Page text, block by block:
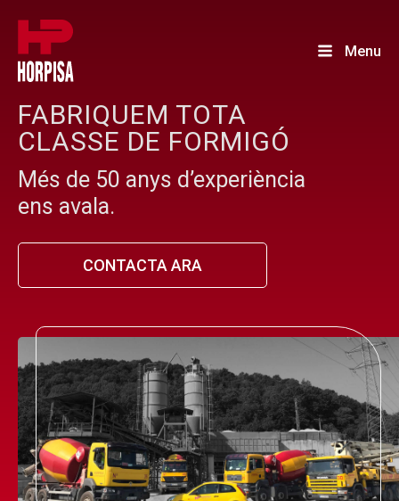
Menu
FABRIQUEM TOTA
CLASSE DE FORMIGÓ
Més de 50 anys d’experiència
ens avala.
CONTACTA ARA